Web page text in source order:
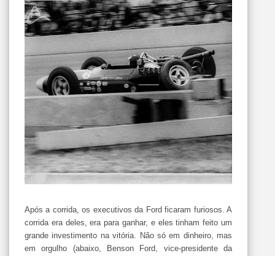
Após a corrida, os executivos da Ford ficaram furiosos. A
corrida era deles, era para ganhar, e eles tinham feito um
grande investimento na vitória. Não só em dinheiro, mas
em orgulho (abaixo, Benson Ford, vice-presidente da